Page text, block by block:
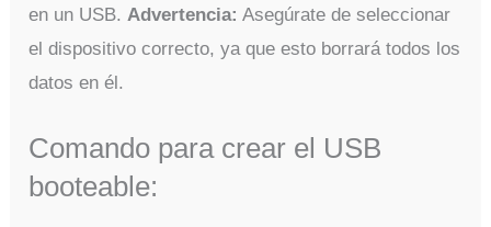
en un USB. Advertencia: Asegúrate de seleccionar
el dispositivo correcto, ya que esto borrará todos los
datos en él.
Comando para crear el USB
booteable: